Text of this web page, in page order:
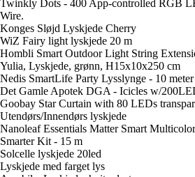
Twinkly Dots - 400 App-controlled RGB
Wire.
Konges Sløjd Lyskjede Cherry
WiZ Fairy light lyskjede 20 m
Hombli Smart Outdoor Light String
Yulia, Lyskjede, grønn, H15x10x250 cm
Nedis SmartLife Party Lysslynge - 10
Det Gamle Apotek DGA - Icicles w/
Goobay Star Curtain with 80 LEDs
Utendørs/Innendørs lyskjede
Nanoleaf Essentials Matter Smart
Smarter Kit - 15 m
Solcelle lyskjede 20led
Lyskjede med farget lys